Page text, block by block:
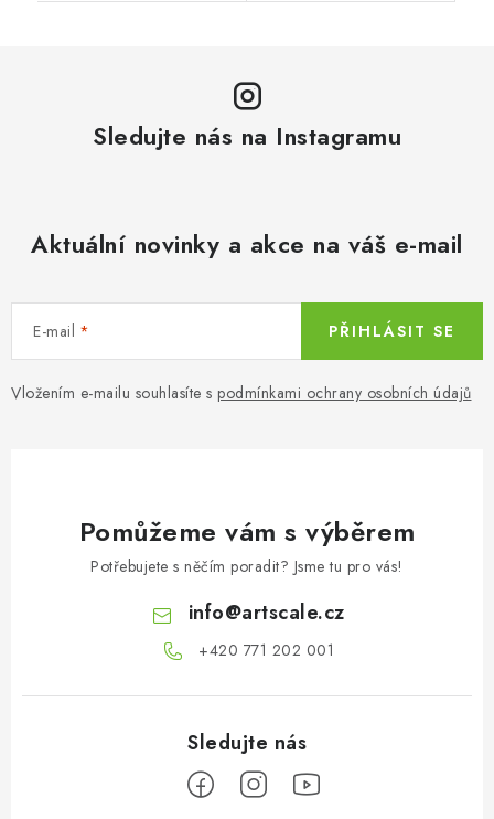
Sledujte nás na Instagramu
Aktuální novinky a akce na váš e-mail
E-mail
Vložením e-mailu souhlasíte s podmínkami ochrany osobních údajů
PŘIHLÁSIT SE
Pomůžeme vám s výběrem
Potřebujete s něčím poradit? Jsme tu pro vás!
info@artscale.cz
+420 771 202 001​